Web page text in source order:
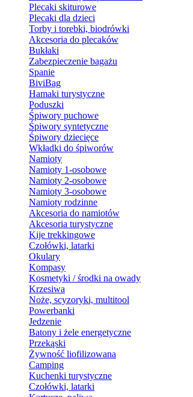
Plecaki skiturowe
Plecaki dla dzieci
Torby i torebki, biodrówki
Akcesoria do plecaków
Bukłaki
Zabezpieczenie bagażu
Spanie
BiviBag
Hamaki turystyczne
Poduszki
Śpiwory puchowe
Śpiwory syntetyczne
Śpiwory dziecięce
Wkładki do śpiworów
Namioty
Namioty 1-osobowe
Namioty 2-osobowe
Namioty 3-osobowe
Namioty rodzinne
Akcesoria do namiotów
Akcesoria turystyczne
Kije trekkingowe
Czołówki, latarki
Okulary
Kompasy
Kosmetyki / środki na owady
Krzesiwa
Noże, scyzoryki, multitool
Powerbanki
Jedzenie
Batony i żele energetyczne
Przekąski
Żywność liofilizowana
Camping
Kuchenki turystyczne
Czołówki, latarki